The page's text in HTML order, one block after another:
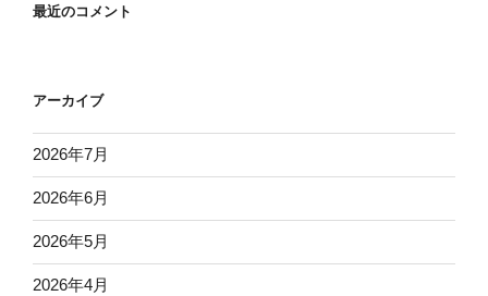
最近のコメント
アーカイブ
2026年7月
2026年6月
2026年5月
2026年4月